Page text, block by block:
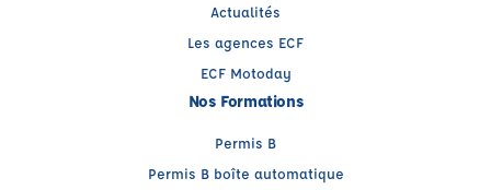
Actualités
Les agences ECF
ECF Motoday
Nos Formations
Permis B
Permis B boîte automatique